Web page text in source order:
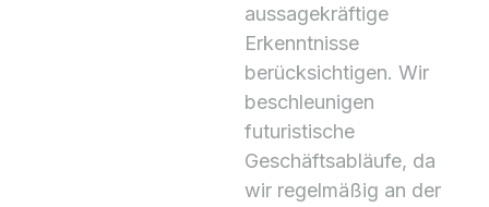
aussagekräftige
Erkenntnisse
berücksichtigen. Wir
beschleunigen
futuristische
Geschäftsabläufe, da
wir regelmäßig an der